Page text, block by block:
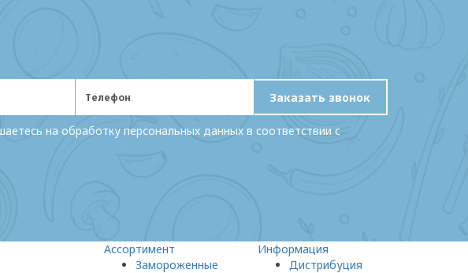
Заказать звонок
на обработку персональных данных в соответствии с
Ассортимент
Замороженные
Информация
Дистрибуция